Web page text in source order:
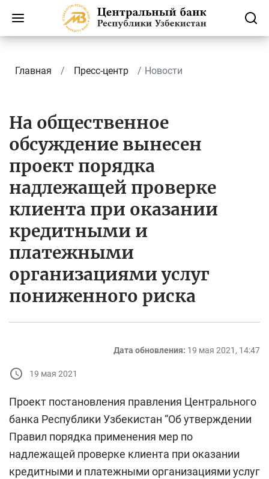
Главная Пресс-центр Новости
На общественное
обсуждение вынесен
проект порядка
надлежащей проверке
клиента при оказании
кредитными и
платежными
организациями услуг
пониженного риска
Дата обновления: 19 мая 2021, 14:47
19 мая 2021
Проект постановления правления Центрального
банка Республики Узбекистан “Об утверждении
Правил порядка применения мер по
надлежащей проверке клиента при оказании
кредитными и платежными организациями услуг